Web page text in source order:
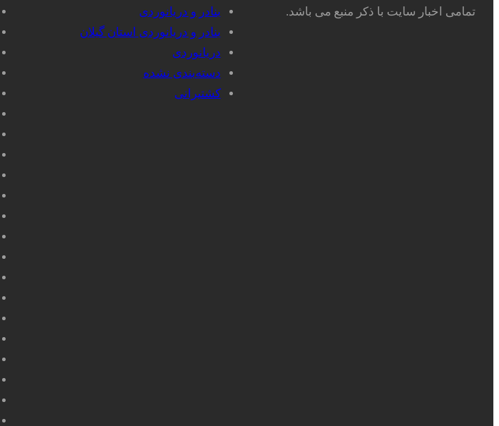
تمامی اخبار سایت با ذکر منبع می باشد.
بنادر و دریانوردی
بنادر و دریانوردی استان گیلان
دریانوردی
دسته‌بندی نشده
کشتیرانی